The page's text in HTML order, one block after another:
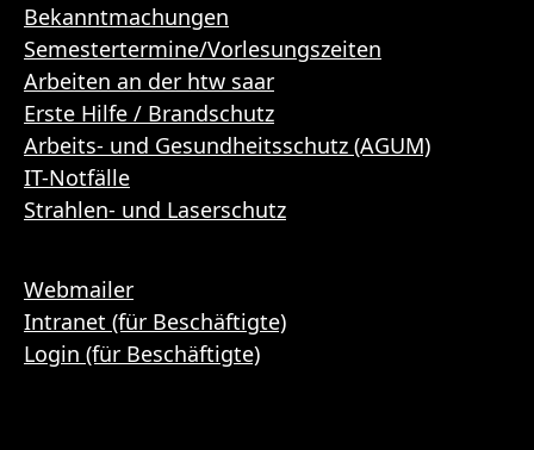
Bekanntmachungen
Semestertermine/Vorlesungszeiten
Arbeiten an der htw saar
Erste Hilfe / Brandschutz
Arbeits- und Gesundheitsschutz (AGUM)
IT-Notfälle
Strahlen- und Laserschutz
Webmailer
Intranet (für Beschäftigte)
Login (für Beschäftigte)